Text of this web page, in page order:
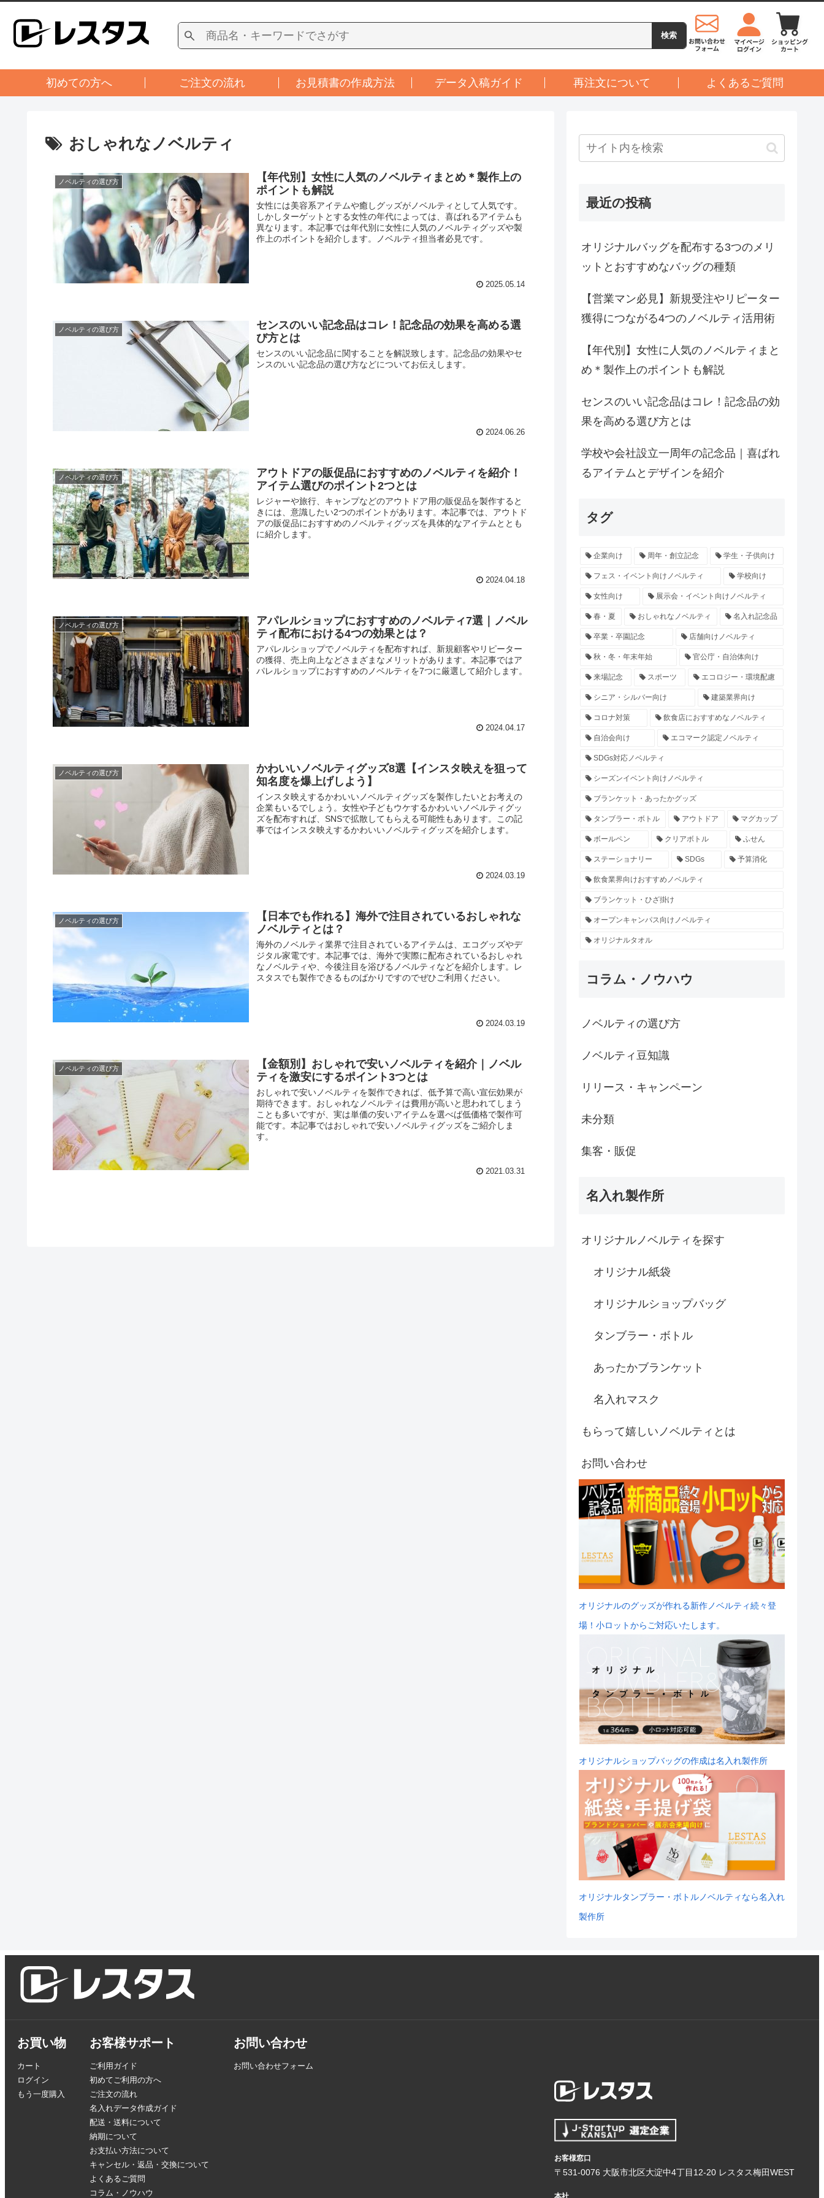
初めての方へ ご注文の流れ お見積書の作成方法 データ入稿ガイド 再注文について よくあるご質問
おしゃれなノベルティ
ノベルティの選び方
【年代別】女性に人気のノベルティまとめ＊製作上の
ポイントも解説
女性には美容系アイテムや癒しグッズがノベルティとして人気です。
しかしターゲットとする女性の年代によっては、喜ばれるアイテムも
異なります。本記事では年代別に女性に人気のノベルティグッズや製
作上のポイントを紹介します。ノベルティ担当者必見です。
2025.05.14
ノベルティの選び方
センスのいい記念品はコレ！記念品の効果を高める選
び方とは
センスのいい記念品に関することを解説致します。記念品の効果やセ
ンスのいい記念品の選び方などについてお伝えします。
2024.06.26
ノベルティの選び方
アウトドアの販促品におすすめのノベルティを紹介！
アイテム選びのポイント2つとは
レジャーや旅行、キャンプなどのアウトドア用の販促品を製作すると
きには、意識したい2つのポイントがあります。本記事では、アウトド
アの販促品におすすめのノベルティグッズを具体的なアイテムととも
に紹介します。
2024.04.18
ノベルティの選び方
アパレルショップにおすすめのノベルティ7選｜ノベル
ティ配布における4つの効果とは？
アパレルショップでノベルティを配布すれば、新規顧客やリピーター
の獲得、売上向上などさまざまなメリットがあります。本記事ではア
パレルショップにおすすめのノベルティを7つに厳選して紹介します。
2024.04.17
ノベルティの選び方
かわいいノベルティグッズ8選【インスタ映えを狙って
知名度を爆上げしよう】
インスタ映えするかわいいノベルティグッズを製作したいとお考えの
企業もいるでしょう。女性や子どもウケするかわいいノベルティグッ
ズを配布すれば、SNSで拡散してもらえる可能性もあります。この記
事ではインスタ映えするかわいいノベルティグッズを紹介します。
2024.03.19
ノベルティの選び方
【日本でも作れる】海外で注目されているおしゃれな
ノベルティとは？
海外のノベルティ業界で注目されているアイテムは、エコグッズやデ
ジタル家電です。本記事では、海外で実際に配布されているおしゃれ
なノベルティや、今後注目を浴びるノベルティなどを紹介します。レ
スタスでも製作できるものばかりですのでぜひご利用ください。
2024.03.19
ノベルティの選び方
【金額別】おしゃれで安いノベルティを紹介｜ノベル
ティを激安にするポイント3つとは
おしゃれで安いノベルティを製作できれば、低予算で高い宣伝効果が
期待できます。おしゃれなノベルティは費用が高いと思われてしまう
ことも多いですが、実は単価の安いアイテムを選べば低価格で製作可
能です。本記事ではおしゃれで安いノベルティグッズをご紹介しま
す。
2021.03.31
最近の投稿
オリジナルバッグを配布する3つのメリ
ットとおすすめなバッグの種類
【営業マン必見】新規受注やリピーター
獲得につながる4つのノベルティ活用術
【年代別】女性に人気のノベルティまと
め＊製作上のポイントも解説
センスのいい記念品はコレ！記念品の効
果を高める選び方とは
学校や会社設立一周年の記念品｜喜ばれ
るアイテムとデザインを紹介
タグ
企業向け 周年・創立記念 学生・子供向け
フェス・イベント向けノベルティ 学校向け
女性向け 展示会・イベント向けノベルティ
春・夏 おしゃれなノベルティ 名入れ記念品
卒業・卒園記念 店舗向けノベルティ
秋・冬・年末年始 官公庁・自治体向け
来場記念 スポーツ エコロジー・環境配慮
シニア・シルバー向け 建築業界向け
コロナ対策 飲食店におすすめなノベルティ
自治会向け エコマーク認定ノベルティ
SDGs対応ノベルティ
シーズンイベント向けノベルティ
ブランケット・あったかグッズ
タンブラー・ボトル アウトドア マグカップ
ボールペン クリアボトル ふせん
ステーショナリー SDGs 予算消化
飲食業界向けおすすめノベルティ
ブランケット・ひざ掛け
オープンキャンパス向けノベルティ
オリジナルタオル
コラム・ノウハウ
ノベルティの選び方
ノベルティ豆知識
リリース・キャンペーン
未分類
集客・販促
名入れ製作所
オリジナルノベルティを探す
オリジナル紙袋
オリジナルショップバッグ
タンブラー・ボトル
あったかブランケット
名入れマスク
もらって嬉しいノベルティとは
お問い合わせ
オリジナルのグッズが作れる新作ノベルティ続々登
場！小ロットからご対応いたします。
オリジナルショップバッグの作成は名入れ製作所
オリジナルタンブラー・ボトルノベルティなら名入れ
製作所
お買い物
カート
ログイン
もう一度購入
お客様サポート
ご利用ガイド
初めてご利用の方へ
ご注文の流れ
名入れデータ作成ガイド
配送・送料について
納期について
お支払い方法について
キャンセル・返品・交換について
よくあるご質問
コラム・ノウハウ
お問い合わせ
お問い合わせフォーム
お客様窓口
〒531-0076 大阪市北区大淀中4丁目12-20 レスタス梅田WEST